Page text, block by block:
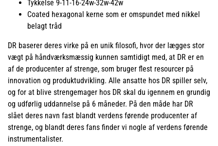
Tykkelse 9-11-16-24w-32w-42w
Coated hexagonal kerne som er omspundet med nikkel
belagt tråd
DR baserer deres virke på en unik filosofi, hvor der lægges stor
vægt på håndværksmæssig kunnen samtidigt med, at DR er en
af de producenter af strenge, som bruger flest resourcer på
innovation og produktudvikling. Alle ansatte hos DR spiller selv,
og for at blive strengemager hos DR skal du igennem en grundig
og udførlig uddannelse på 6 måneder. På den måde har DR
slået deres navn fast blandt verdens førende producenter af
strenge, og blandt deres fans finder vi nogle af verdens førende
instrumentalister.